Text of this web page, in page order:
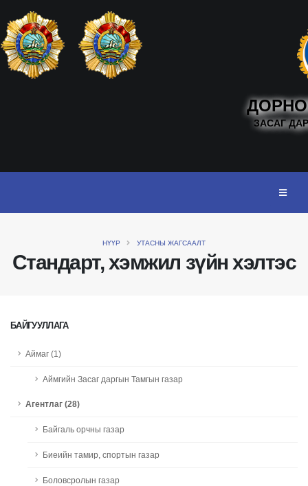
ЗАСАГ
Стандарт, хэмжил зүйн хэлтэс
НҮҮР УТАСНЫ ЖАГСААЛТ
БАЙГУУЛЛАГА
Аймаг (1)
Аймгийн Засаг даргын Тамгын газар
Агентлаг (28)
Байгаль орчны газар
Биеийн тамир, спортын газар
Боловсролын газар